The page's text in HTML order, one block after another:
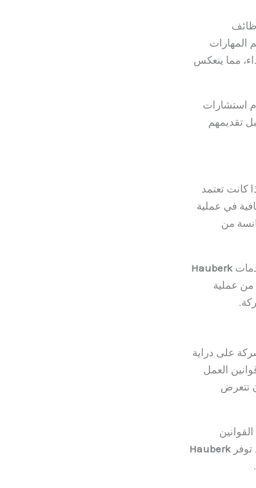
المهارات
مما ينعكس
استشارات
تقديمهم
كانت تعتمد
في عملية
من
Hauberk
من عملية
على دراية
العمل
تتعرض
Hauberk